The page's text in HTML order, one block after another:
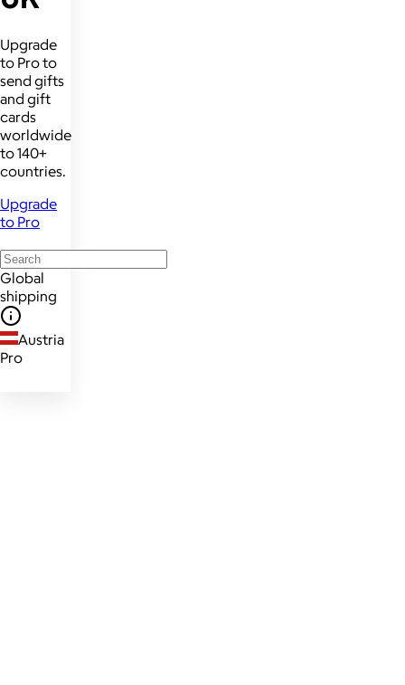
Upgrade
to Pro to
send gifts
and gift
cards
worldwide
to 140+
countries.
Upgrade
to Pro
Global
shipping
Austria
Pro